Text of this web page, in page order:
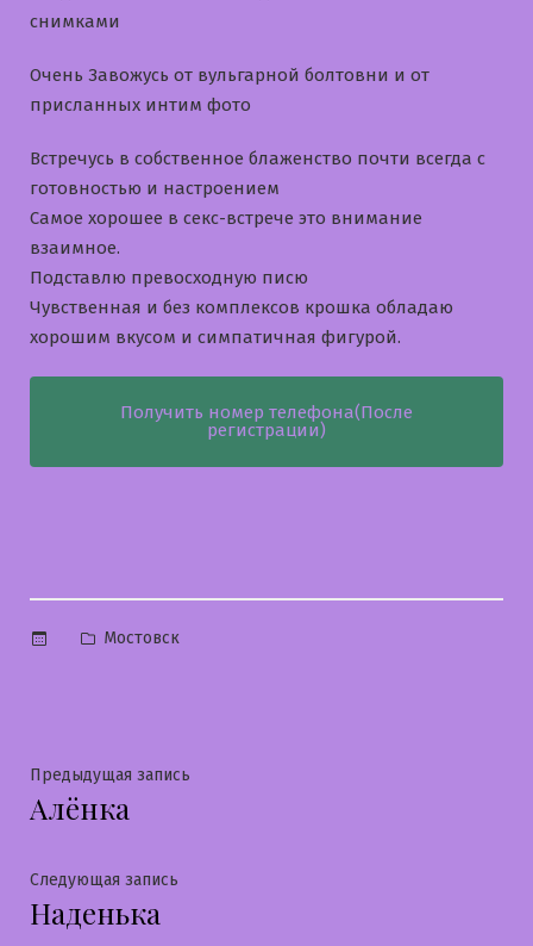
снимками
Очень Завожусь от вульгарной болтовни и от
присланных интим фото
Встречусь в собственное блаженство почти всегда с
готовностью и настроением
Самое хорошее в секс-встрече это внимание
взаимное.
Подставлю превосходную писю
Чувственная и без комплексов крошка обладаю
хорошим вкусом и симпатичная фигурой.
Получить номер телефона(После
регистрации)
Опубликовано
Мостовск
Навигация
по
записям
Предыдущая запись
Алёнка
Следующая запись
Наденька